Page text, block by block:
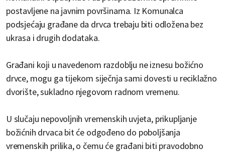
postavljene na javnim površinama. Iz Komunalca
podsjećaju građane da drvca trebaju biti odložena bez
ukrasa i drugih dodataka.
Građani koji u navedenom razdoblju ne iznesu božićno
drvce, mogu ga tijekom siječnja sami dovesti u reciklažno
dvorište, sukladno njegovom radnom vremenu.
U slučaju nepovoljnih vremenskih uvjeta, prikupljanje
božićnih drvaca bit će odgođeno do poboljšanja
vremenskih prilika, o čemu će građani biti pravodobno